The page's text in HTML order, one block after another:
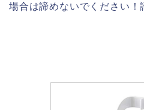
場合は諦めないでください！